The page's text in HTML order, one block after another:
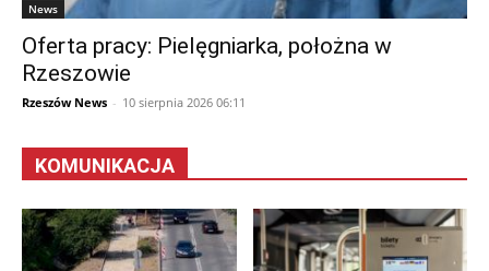
News
Oferta pracy: Pielęgniarka, położna w
Rzeszowie
Rzeszów News - 10 sierpnia 2026 06:11
KOMUNIKACJA